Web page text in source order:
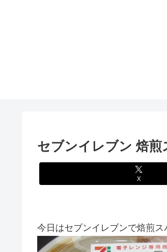
セブンイレブン 焙
X
今日はセブンイレブンで焙煎